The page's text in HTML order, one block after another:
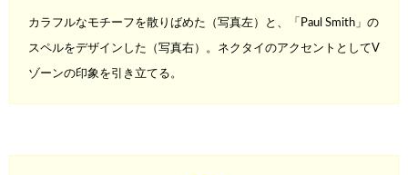
カラフルなモチーフを散りばめた（写真左）と、「Paul Smith」の
スペルをデザインした（写真右）。 ネクタイのアクセントとしてV
ゾーンの印象を引き立てる。